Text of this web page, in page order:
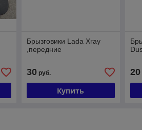
Брызговики Lada Xray
,передние
30руб.
Купить
20